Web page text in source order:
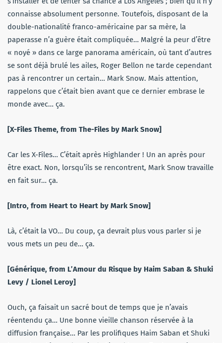
connaisse absolument personne. Toutefois, disposant de la
double-nationalité franco-américaine par sa mère, la
paperasse n’a guère était compliquée… Malgré la peur d’être
« noyé » dans ce large panorama américain, où tant d’autres
se sont déjà brulé les ailes, Roger Bellon ne tarde cependant
pas à rencontrer un certain… Mark Snow. Mais attention,
rappelons que c’était bien avant que ce dernier embrase le
monde avec… ça.
[X-Files Theme, from The-Files by Mark Snow]
Car les X-Files… C’était après Highlander ! Un an après pour
être exact. Non, lorsqu’ils se rencontrent, Mark Snow travaille
en fait sur… ça.
[Intro, from Heart to Heart by Mark Snow]
Là, c’était la VO… Du coup, ça devrait plus vous parler si je
vous mets un peu de… ça.
[Générique, from L’Amour du Risque by Haim Saban & Shuki
Levy / Lionel Leroy]
Ouch, ça faisait un sacré bout de temps que je n’avais
réentendu ça… Une bonne vieille chanson réservée à la
diffusion française… Par les prolifiques Haim Saban et Shuki